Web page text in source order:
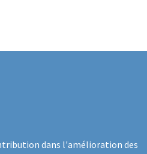
dans l'amélioration des